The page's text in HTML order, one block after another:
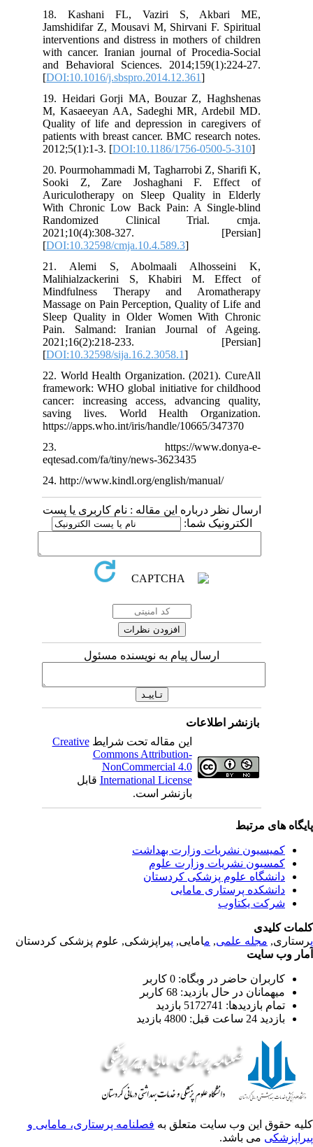
18. Kashani FL, Vaziri S, Akbari ME,
Jamshidifar Z, Mousavi M, Shirvani F. Spiritual
interventions and distress in mothers of children
with cancer. Iranian journal of Procedia-Social
and Behavioral Sciences. 2014;159(1):224-27.
[DOI:10.1016/j.sbspro.2014.12.361
19. Heidari Gorji MA, Bouzar Z, Haghshenas
M, Kasaeeyan AA, Sadeghi MR, Ardebil MD.
Quality of life and depression in caregivers of
patients with breast cancer. BMC research notes.
2012;5(1):1-3. [DOI:10.1186/1756-0500-5-310
20. Pourmohammadi M, Tagharrobi Z, Sharifi K,
Sooki Z, Zare Joshaghani F. Effect of
Auriculotherapy on Sleep Quality in Elderly
With Chronic Low Back Pain: A Single-blind
Randomized Clinical Trial. cmja.
2021;10(4):308-327. [Persian]
[DOI:10.32598/cmja.10.4.589.3
21. Alemi S, Abolmaali Alhosseini K,
Malihialzackerini S, Khabiri M. Effect of
Mindfulness Therapy and Aromatherapy
Massage on Pain Perception, Quality of Life and
Sleep Quality in Older Women With Chronic
Pain. Salmand: Iranian Journal of Ageing.
2021;16(2):218-233. [Persian]
[DOI:10.32598/sija.16.2.3058.1
22. World Health Organization. (‎2021)‎. CureAll
framework: WHO global initiative for childhood
cancer: increasing access, advancing quality,
saving lives. World Health Organization.
https://apps.who.int/iris/handle/10665/347370
23. https://www.donya-e-
eqtesad.com/fa/tiny/news-3623435
24. http://www.kindl.org/english/manual/
ارسال نظر درباره این مقاله : نام کاربری یا پست
الکترونیک شما:
ارسال پیام به نویسنده مسئول
بازنشر اطلاعات
این مقاله تحت شرایطCreative
Commons Attribution-
NonCommercial 4.0
International Licenseقابل
بازنشر است.
های مرتبط
کمیسیون نشریات وزارت بهداشت
کمسیون نشریات وزارت علوم
دانشگاه علوم پزشکی کردستان
دانشکده پرستاری مامایی
شرکت یکتاوب
کلیدی
مجله علمی, م امایی, پیراپزشکی, علوم پزشکی کردستان
وب سایت
کاربران حاضر در وبگاه: 0 کاربر
میهمانان در حال بازدید: 68 کاربر
تمام بازدید‌ها: 5172741 بازدید
بازدید 24 ساعت قبل: 4800 بازدید
حقوق این وب سایت متعلق بهفصلنامه پرستاری، مامایی و
می باشد.